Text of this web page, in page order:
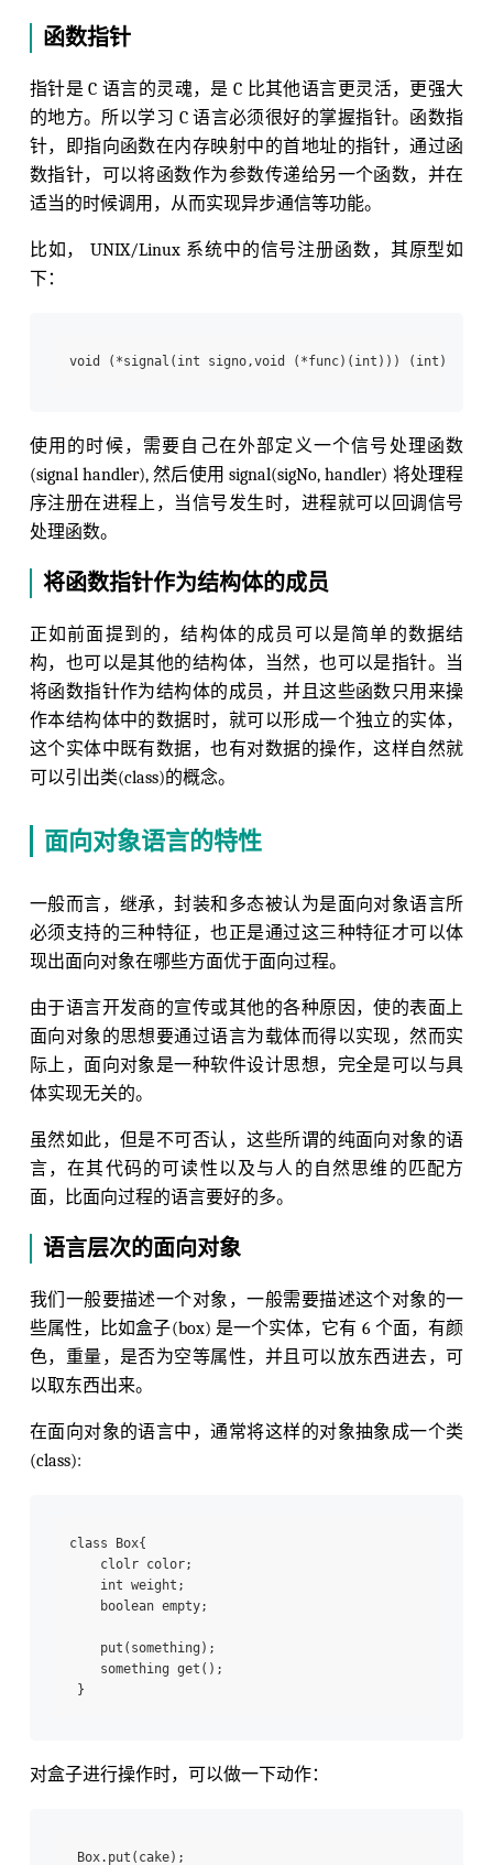
函数指针
指针是 C 语言的灵魂，是 C 比其他语言更灵活，更强大
的地方。所以学习 C 语言必须很好的掌握指针。函数指
针，即指向函数在内存映射中的首地址的指针，通过函
数指针，可以将函数作为参数传递给另一个函数，并在
适当的时候调用，从而实现异步通信等功能。
比如， UNIX/Linux 系统中的信号注册函数，其原型如
下：
使用的时候，需要自己在外部定义一个信号处理函数
(signal handler), 然后使用 signal(sigNo, handler) 将处理程
序注册在进程上，当信号发生时，进程就可以回调信号
处理函数。
将函数指针作为结构体的成员
正如前面提到的，结构体的成员可以是简单的数据结
构，也可以是其他的结构体，当然，也可以是指针。当
将函数指针作为结构体的成员，并且这些函数只用来操
作本结构体中的数据时，就可以形成一个独立的实体，
这个实体中既有数据，也有对数据的操作，这样自然就
可以引出类(class)的概念。
面向对象语言的特性
一般而言，继承，封装和多态被认为是面向对象语言所
必须支持的三种特征，也正是通过这三种特征才可以体
现出面向对象在哪些方面优于面向过程。
由于语言开发商的宣传或其他的各种原因，使的表面上
面向对象的思想要通过语言为载体而得以实现，然而实
际上，面向对象是一种软件设计思想，完全是可以与具
体实现无关的。
虽然如此，但是不可否认，这些所谓的纯面向对象的语
言，在其代码的可读性以及与人的自然思维的匹配方
面，比面向过程的语言要好的多。
语言层次的面向对象
我们一般要描述一个对象，一般需要描述这个对象的一
些属性，比如盒子(box) 是一个实体，它有 6 个面，有颜
色，重量，是否为空等属性，并且可以放东西进去，可
以取东西出来。
在面向对象的语言中，通常将这样的对象抽象成一个类
(class):
class Box{
clolr color;
int weight;
boolean empty;
put(something);
something get();
对盒子进行操作时，可以做一下动作：
Box.put(cake);